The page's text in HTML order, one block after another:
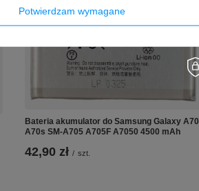
Bateria akumulator do Samsung Galaxy A70
A70s SM-A705 A705F A7050 4500 mAh
42,90 zł / szt.
Potwierdzam wymagane